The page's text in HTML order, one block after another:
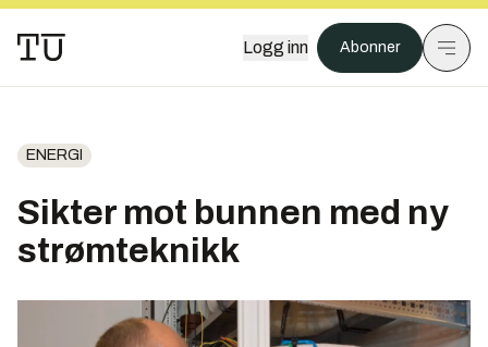
Logg inn Abonner
ENERGI
Sikter mot bunnen med ny
strømteknikk